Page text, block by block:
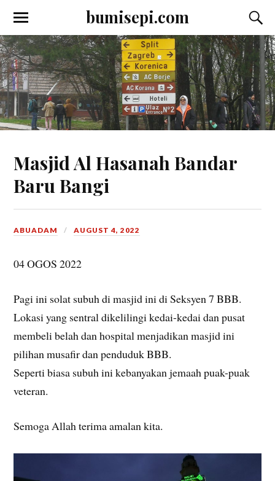
bumisepi.com
Masjid Al Hasanah Bandar
Baru Bangi
ABUADAM AUGUST 4, 2022
04 OGOS 2022
Pagi ini solat subuh di masjid ini di Seksyen 7 BBB.
Lokasi yang sentral dikelilingi kedai-kedai dan pusat
membeli belah dan hospital menjadikan masjid ini
pilihan musafir dan penduduk BBB.
Seperti biasa subuh ini kebanyakan jemaah puak-puak
veteran.
Semoga Allah terima amalan kita.